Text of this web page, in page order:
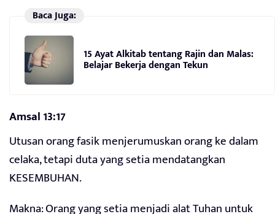
Baca Juga:
15 Ayat Alkitab tentang Rajin dan Malas:
Belajar Bekerja dengan Tekun
Amsal 13:17
Utusan orang fasik menjerumuskan orang ke dalam
celaka, tetapi duta yang setia mendatangkan
KESEMBUHAN.
Makna: Orang yang setia menjadi alat Tuhan untuk